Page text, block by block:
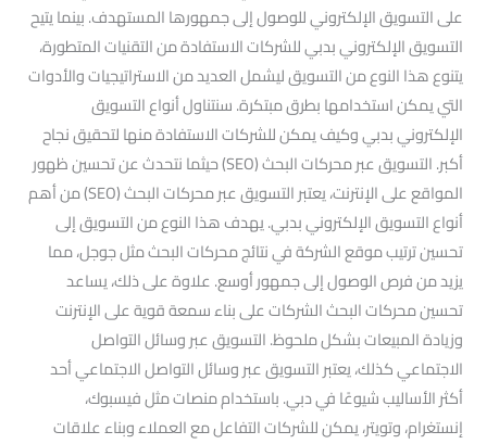
على التسويق الإلكتروني للوصول إلى جمهورها المستهدف. بينما يتيح
التسويق الإلكتروني بدبي للشركات الاستفادة من التقنيات المتطورة،
يتنوع هذا النوع من التسويق ليشمل العديد من الاستراتيجيات والأدوات
التي يمكن استخدامها بطرق مبتكرة. سنتناول أنواع التسويق
الإلكتروني بدبي وكيف يمكن للشركات الاستفادة منها لتحقيق نجاح
أكبر. التسويق عبر محركات البحث (SEO) حيثما نتحدث عن تحسين ظهور
المواقع على الإنترنت، يعتبر التسويق عبر محركات البحث (SEO) من أهم
أنواع التسويق الإلكتروني بدبي. يهدف هذا النوع من التسويق إلى
تحسين ترتيب موقع الشركة في نتائج محركات البحث مثل جوجل، مما
يزيد من فرص الوصول إلى جمهور أوسع. علاوة على ذلك، يساعد
تحسين محركات البحث الشركات على بناء سمعة قوية على الإنترنت
وزيادة المبيعات بشكل ملحوظ. التسويق عبر وسائل التواصل
الاجتماعي كذلك، يعتبر التسويق عبر وسائل التواصل الاجتماعي أحد
أكثر الأساليب شيوعًا في دبي. باستخدام منصات مثل فيسبوك،
إنستغرام، وتويتر، يمكن للشركات التفاعل مع العملاء وبناء علاقات